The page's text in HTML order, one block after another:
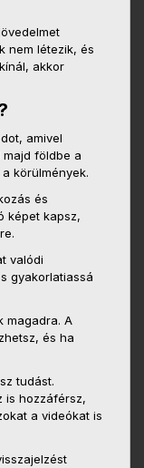
nem létezik, és
akkor
amivel
földbe a
körülmények.
és
képet kapsz,
valódi
gyakorlatiassá
magadra. A
és ha
tudást.
is hozzáférsz,
a videókat is